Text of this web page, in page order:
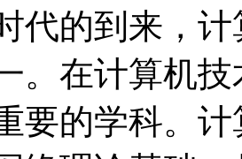
代的到来，
。在计算机
要的学科。